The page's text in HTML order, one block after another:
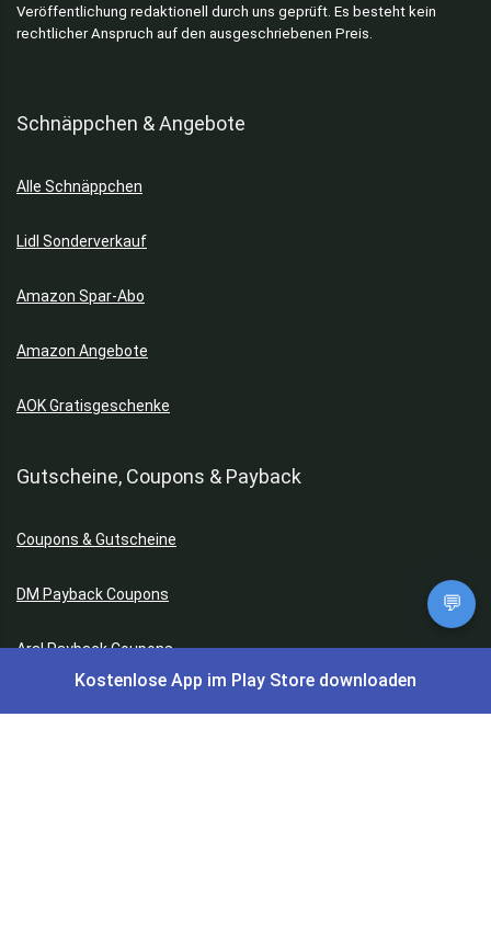
Veröffentlichung redaktionell durch uns geprüft. Es besteht kein
rechtlicher Anspruch auf den ausgeschriebenen Preis.
Schnäppchen & Angebote
Alle Schnäppchen
Lidl Sonderverkauf
Amazon Spar-Abo
Amazon Angebote
AOK Gratisgeschenke
Gutscheine, Coupons & Payback
Coupons & Gutscheine
DM Payback Coupons
Aral Payback Coupons
💬
Kostenlose App im Play Store downloaden